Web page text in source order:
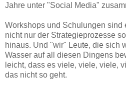
Jahre unter "Social Media"
Workshops und Schulungen sind
nicht nur der Strategieprozesse
hinaus. Und "wir" Leute, die sich
Wasser auf all diesen Dingens
leicht, dass es viele, viele, viele,
das nicht so geht.